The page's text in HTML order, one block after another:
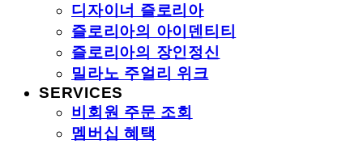
디자이너 즐로리아
즐로리아의 아이덴티티
즐로리아의 장인정신
밀라노 주얼리 위크
SERVICES
비회원 주문 조회
멤버십 혜택